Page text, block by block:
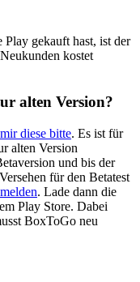
gekauft hast, ist der
kostet
alten Version?
diese bitte. Es ist für
alten Version
und bis der
für den Betatest
. Lade dann die
Play Store. Dabei
BoxToGo neu